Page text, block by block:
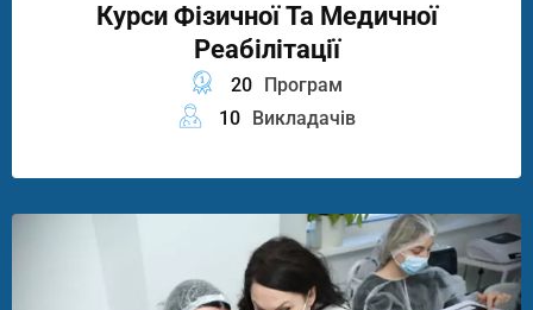
Курси Фізичної Та Медичної
Реабілітації
20 Програм
10
Викладачів